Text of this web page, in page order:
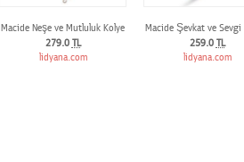
Macide Neşe ve Mutluluk Kolye
279.0 TL
lidyana.com
Macide Şevkat ve Sevgi
259.0 TL
lidyana.com